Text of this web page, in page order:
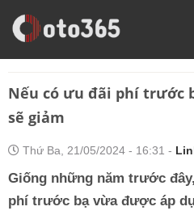
Trang Chủ
Thị Trường Xe
Nếu có ưu đãi phí trước
sẽ giảm
Thứ Ba, 21/05/2024 - 16:31 -
Giống những năm trước
phí trước bạ vừa được áp